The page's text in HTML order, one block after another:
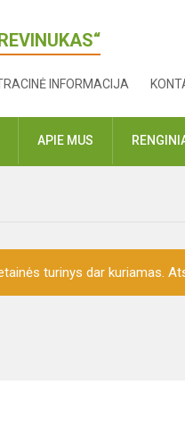
INFORMACIJA
APIE MUS
turinys dar kuriamas.